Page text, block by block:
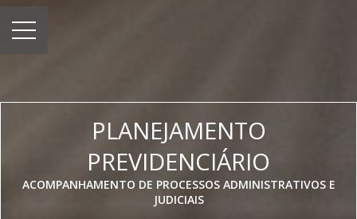
PLANEJAMENTO
PREVIDENCIÁRIO
ACOMPANHAMENTO DE PROCESSOS ADMINISTRATIVOS E
JUDICIAIS